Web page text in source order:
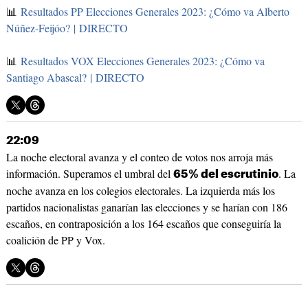
📊 Resultados PP Elecciones Generales 2023: ¿Cómo va Alberto
Núñez-Feijóo? | DIRECTO
📊 Resultados VOX Elecciones Generales 2023: ¿Cómo va
Santiago Abascal? | DIRECTO
22:09
La noche electoral avanza y el conteo de votos nos arroja más
información. Superamos el umbral del 65% del escrutinio. La
noche avanza en los colegios electorales. La izquierda más los
partidos nacionalistas ganarían las elecciones y se harían con 186
escaños, en contraposición a los 164 escaños que conseguiría la
coalición de PP y Vox.